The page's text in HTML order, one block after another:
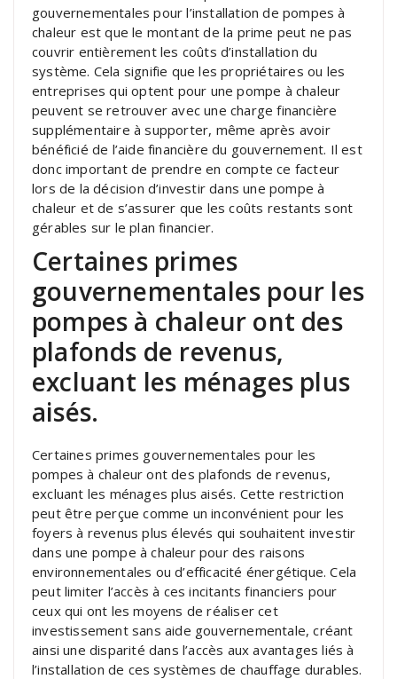
gouvernementales pour l’installation de pompes à
chaleur est que le montant de la prime peut ne pas
couvrir entièrement les coûts d’installation du
système. Cela signifie que les propriétaires ou les
entreprises qui optent pour une pompe à chaleur
peuvent se retrouver avec une charge financière
supplémentaire à supporter, même après avoir
bénéficié de l’aide financière du gouvernement. Il est
donc important de prendre en compte ce facteur
lors de la décision d’investir dans une pompe à
chaleur et de s’assurer que les coûts restants sont
gérables sur le plan financier.
Certaines primes
gouvernementales pour les
pompes à chaleur ont des
plafonds de revenus,
excluant les ménages plus
aisés.
Certaines primes gouvernementales pour les
pompes à chaleur ont des plafonds de revenus,
excluant les ménages plus aisés. Cette restriction
peut être perçue comme un inconvénient pour les
foyers à revenus plus élevés qui souhaitent investir
dans une pompe à chaleur pour des raisons
environnementales ou d’efficacité énergétique. Cela
peut limiter l’accès à ces incitants financiers pour
ceux qui ont les moyens de réaliser cet
investissement sans aide gouvernementale, créant
ainsi une disparité dans l’accès aux avantages liés à
l’installation de ces systèmes de chauffage durables.